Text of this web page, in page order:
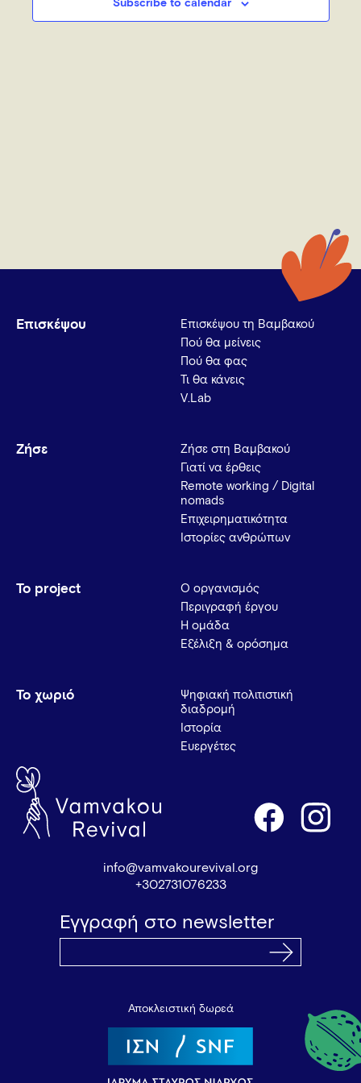
Subscribe to calendar
Επισκέψου
Επισκέψου τη Βαμβακού
Πού θα μείνεις
Πού θα φας
Τι θα κάνεις
V.Lab
Ζήσε
Ζήσε στη Βαμβακού
Γιατί να έρθεις
Remote working / Digital
nomads
Επιχειρηματικότητα
Ιστορίες ανθρώπων
Το project
Ο οργανισμός
Περιγραφή έργου
Η ομάδα
Εξέλιξη & ορόσημα
Το χωριό
Ψηφιακή πολιτιστική
διαδρομή
Ιστορία
Ευεργέτες
info@vamvakourevival.org
+302731076233
Εγγραφή στο newsletter
Αποκλειστική δωρεά